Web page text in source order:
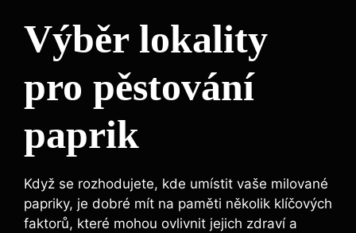
Výběr⁢ lokality
pro pěstování
paprik
Když se ‍rozhodujete, kde‌ umístit vaše ​milované
papriky, je dobré mít ‌na ⁤paměti ‍několik klíčových
faktorů, které mohou ​ovlivnit jejich zdraví​ a